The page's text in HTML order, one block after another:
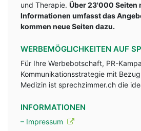
und Therapie. Über 23'000 Seiten
Informationen umfasst das
kommen neue Seiten dazu.
WERBEMÖGLICHKEITEN AUF
Für Ihre Werbebotschaft, PR-
Kommunikationsstrategie mit
Medizin ist sprechzimmer.ch die
INFORMATIONEN
– Impressum